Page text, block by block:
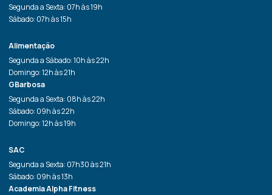
Segunda a Sexta: 07h às 19h
Sábado: 07h às 15h
Alimentação
Segunda a Sábado: 10h às 22h
Domingo: 12h às 21h
GBarbosa
Segunda a Sexta: 08h às 22h
Sábado: 09h às 22h
Domingo: 12h às 19h
SAC
Segunda a Sexta: 07h30 às 21h
Sábado: 09h às 13h
Academia Alpha Fitness